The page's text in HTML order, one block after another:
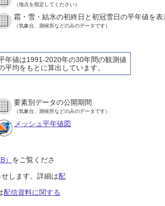
（地点を指定してください）
霜・雪・結氷の初終日と初冠雪日の平年値を表
（気象台、測候所などのみのデータです）
年値は1991-2020年の30年間の観測値
平均をもとに算出しています。
要素別データの公開期間
（気象台、測候所などのみのデータです）
メッシュ平年値図
をご覧くださ
します。詳細は配
配信資料に関する